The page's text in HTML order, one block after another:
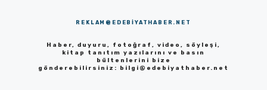
REKLAM@EDEBIYATHABER.NET
Haber, duyuru, fotoğraf, video, söyleşi,
kitap tanıtım yazılarını ve basın
bültenlerini bize
gönderebilirsiniz: bilgi@edebiyathaber.net